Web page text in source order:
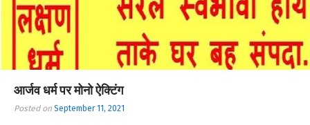
आर्जव धर्म पर मोनो ऐक्टिंग
Posted on September 11, 2021